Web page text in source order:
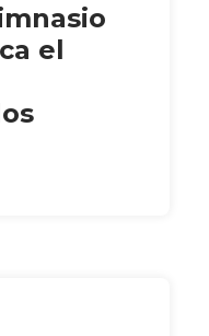
el